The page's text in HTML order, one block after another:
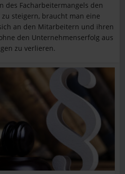
des Facharbeitermangels den
steigern, braucht man eine
an den Mitarbeitern und ihren
den Unternehmenserfolg aus
zu verlieren.